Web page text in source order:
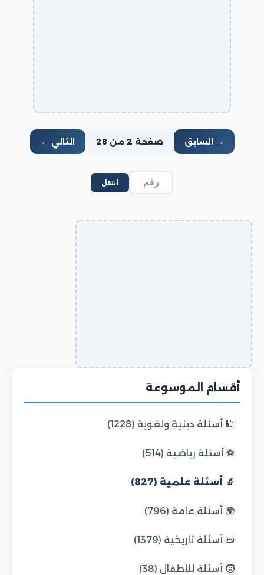
→ السابق صفحة 2 من 28 التالي ←
انتقل
أقسام الموسوعة
🕌 أسئلة دينية ولغوية (1228)
⚽ أسئلة رياضية (514)
🔬 أسئلة علمية (827)
🌍 أسئلة عامة (796)
📜 أسئلة تاريخية (1379)
🧒 أسئلة للأطفال (38)